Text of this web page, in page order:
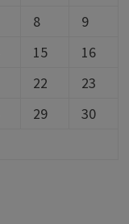
8
9
15
16
22
23
29
30